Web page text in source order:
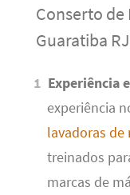
Conserto de
Guaratiba
Experiência
experiência
lavadoras de
treinados
marcas de